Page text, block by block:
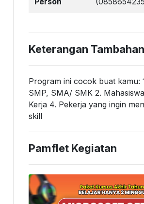
Keterangan Tambahan
Program ini cocok buat kamu:
SMP, SMA/ SMK 2.
Kerja 4. Pekerja yang ingin
skill
Pamflet Kegiatan